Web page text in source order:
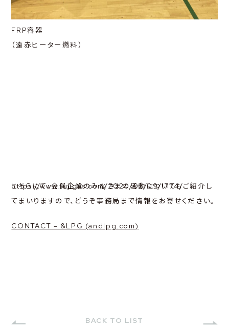
FRP容器
（遠赤ヒーター燃料）
https://www.fujigas.com/2024/02/09/1774/
こちらにて、会員企業のみなさまの活動についてもご紹介し
てまいりますので、どうぞ事務局まで情報をお寄せください。
CONTACT – &LPG (andlpg.com)
BACK TO LIST